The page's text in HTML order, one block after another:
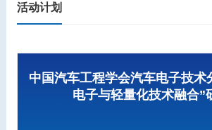
活动计划
中国汽车工程学会汽车电子技术
电子与轻量化技术融合”